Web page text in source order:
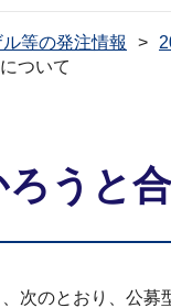
等の発注情報
ついて
うと
次のとおり、公募